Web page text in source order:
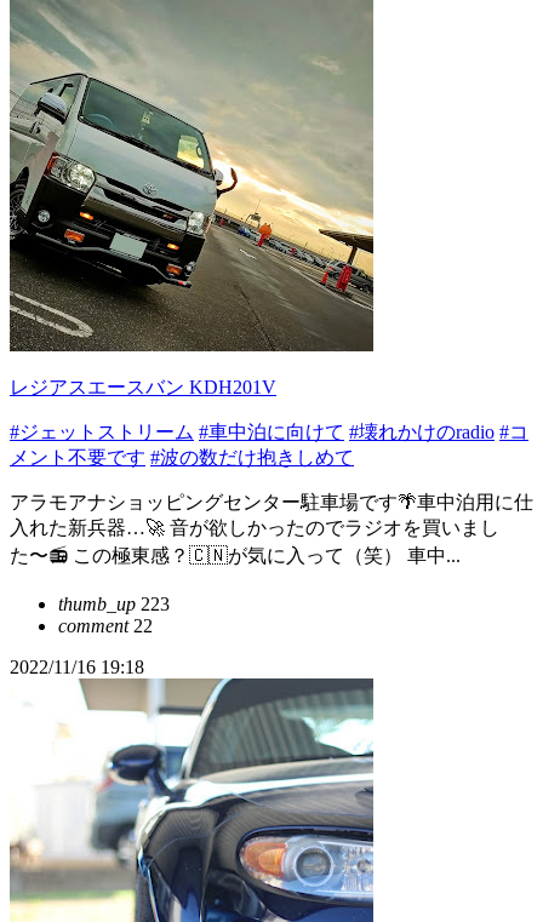
レジアスエースバン KDH201V
#ジェットストリーム #車中泊に向けて #壊れかけのradio #コ
メント不要です #波の数だけ抱きしめて
アラモアナショッピングセンター駐車場です🌴車中泊用に仕
入れた新兵器…🚀 音が欲しかったのでラジオを買いまし
た〜📻 この極東感？🇨🇳が気に入って（笑） 車中...
thumb_up 223
comment22
2022/11/16 19:18